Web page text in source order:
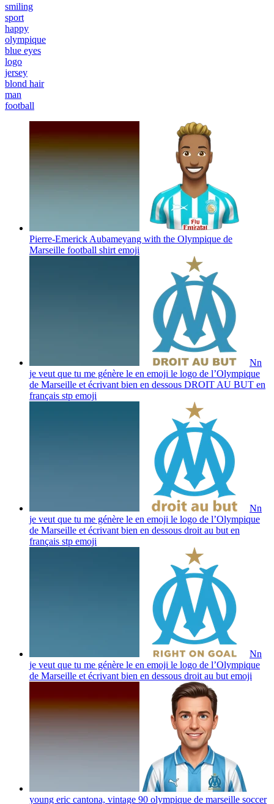
smiling
sport
happy
olympique
blue eyes
logo
jersey
blond hair
man
football
Pierre-Emerick Aubameyang with the Olympique de
Marseille football shirt emoji
Nn
je veut que tu me génère le en emoji le logo de l’Olympique
de Marseille et écrivant bien en dessous DROIT AU BUT en
français stp emoji
Nn
je veut que tu me génère le en emoji le logo de l’Olympique
de Marseille et écrivant bien en dessous droit au but en
français stp emoji
Nn
je veut que tu me génère le en emoji le logo de l’Olympique
de Marseille et écrivant bien en dessous droit au but emoji
young eric cantona, vintage 90 olympique de marseille soccer